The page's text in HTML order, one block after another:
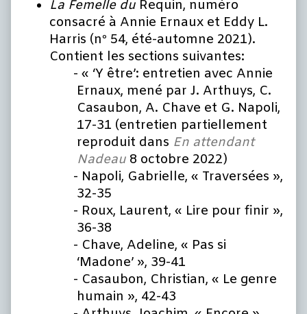
La Femelle du Requin, numéro
consacré à Annie Ernaux et Eddy L.
Harris (nº 54, été-automne 2021).
Contient les sections suivantes:
« ‘Y être’: entretien avec Annie
Ernaux, mené par J. Arthuys, C.
Casaubon, A. Chave et G. Napoli,
17-31 (entretien partiellement
reproduit dans En attendant
Nadeau 8 octobre 2022)
Napoli, Gabrielle, « Traversées »,
32-35
Roux, Laurent, « Lire pour finir »,
36-38
Chave, Adeline, « Pas si
‘Madone’ », 39-41
Casaubon, Christian, « Le genre
humain », 42-43